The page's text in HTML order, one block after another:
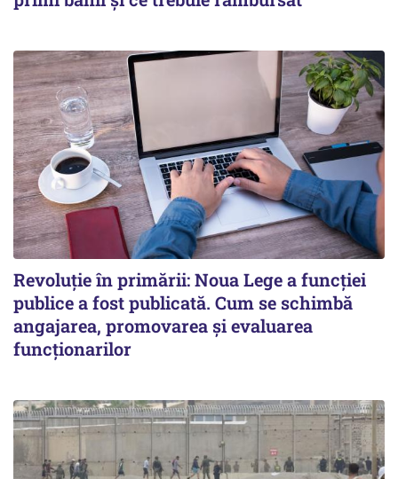
Revoluție în primării: Noua Lege a funcției
publice a fost publicată. Cum se schimbă
angajarea, promovarea și evaluarea
funcționarilor